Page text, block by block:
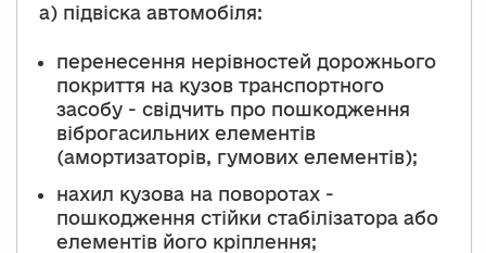
а) підвіска автомобіля:
перенесення нерівностей дорожнього
покриття на кузов транспортного
засобу - свідчить про пошкодження
віброгасильних елементів
(амортизаторів, гумових елементів);
нахил кузова на поворотах -
пошкодження стійки стабілізатора або
елементів його кріплення;